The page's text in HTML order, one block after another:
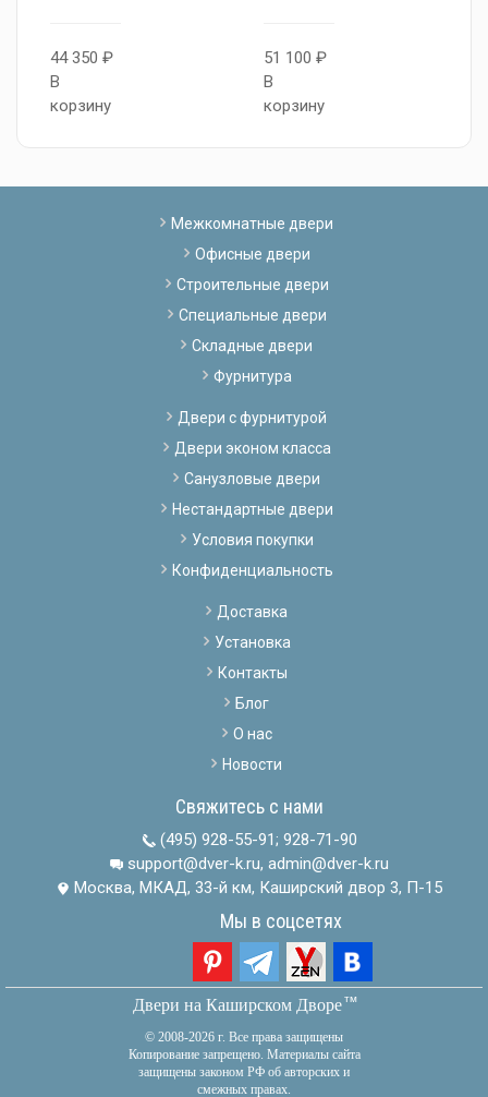
44 350 ₽
В
корзину
51 100 ₽
В
корзину
Межкомнатные двери
Офисные двери
Строительные двери
Специальные двери
Складные двери
Фурнитура
Двери с фурнитурой
Двери эконом класса
Санузловые двери
Нестандартные двери
Условия покупки
Конфиденциальность
Доставка
Установка
Контакты
Блог
О нас
Новости
Свяжитесь с нами
(495) 928-55-91; 928-71-90
support@dver-k.ru, admin@dver-k.ru
Москва, МКАД, 33-й км, Каширский двор 3, П-15
Мы в соцсетях
Двери на Каширском Дворетм
© 2008-2026 г. Все права защищены
Копирование запрещено. Материалы сайта
защищены законом РФ об авторских и
смежных правах.